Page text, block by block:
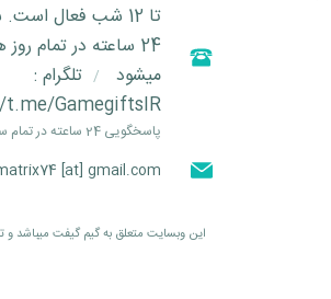
تا 12 شب فعال
24 ساعته در تمام
میشود
/ تلگرام :
GamegiftsIR
پاسخگویی 24 ساعته در تمام ساعات روز
[at] gmail.com
اين وبسايت متعلق به گیم گیفت ميباشد